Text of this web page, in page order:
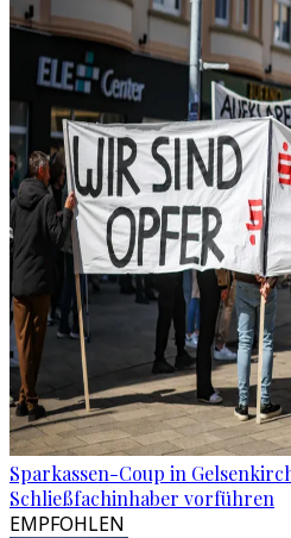
Sparkassen-Coup in
Schließfachinhaber vorführen
EMPFOHLEN